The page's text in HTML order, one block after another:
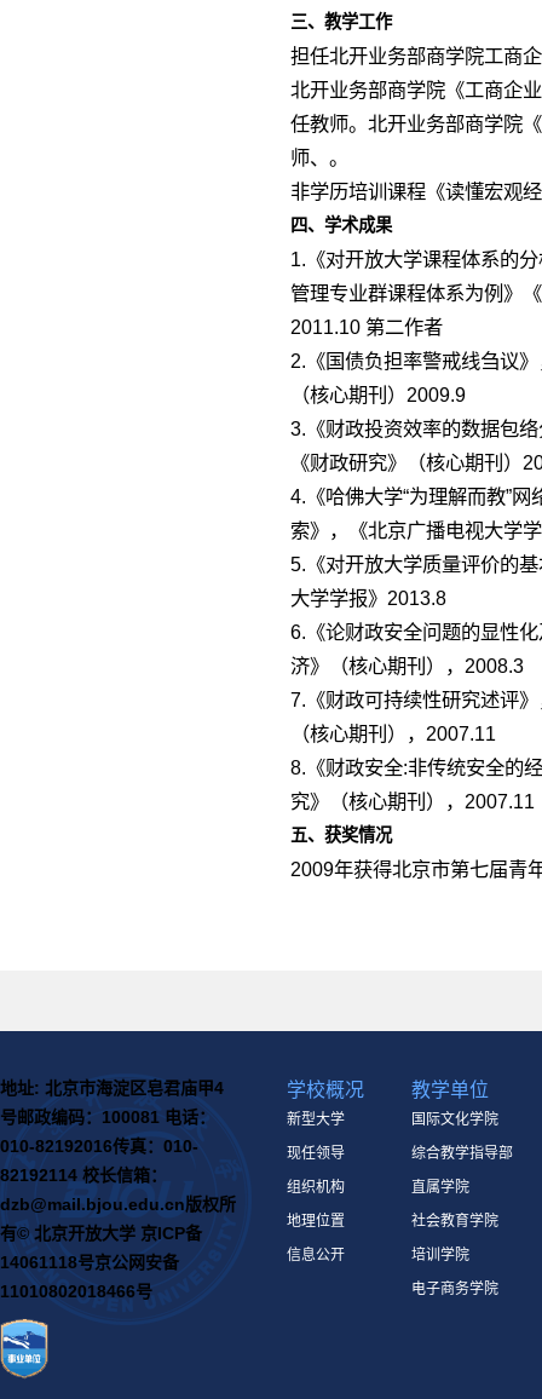
三、教学工作
担任北开业务部商学院工商
北开业务部商学院《工商企
任教师。北开业务部商学院
师、。
非学历培训课程《读懂宏观
四、学术成果
1.《对开放大学课程体系的
管理专业群课程体系为例》
2011.10 第二作者
2.《国债负担率警戒线刍议
（核心期刊）2009.9
3.《财政投资效率的数据包
《财政研究》（核心期刊）
4.《哈佛大学“为理解而教”
索》，《北京广播电视大学
5.《对开放大学质量评价的
大学学报》2013.8
6.《论财政安全问题的显性
济》（核心期刊），2008.3
7.《财政可持续性研究述评
（核心期刊），2007.11
8.《财政安全:非传统安全的
究》（核心期刊），2007.11
五、获奖情况
2009年获得北京市第七届青
地址: 北京市海淀区皂君庙甲4
号邮政编码：100081 电话：
010-82192016传真：010-
82192114 校长信箱：
dzb@mail.bjou.edu.cn版权所
有© 北京开放大学 京ICP备
14061118号京公网安备
11010802018466号
学校概况
新型大学
现任领导
组织机构
地理位置
信息公开
教学单位
国际文化学院
综合教学指导部
直属学院
社会教育学院
培训学院
电子商务学院